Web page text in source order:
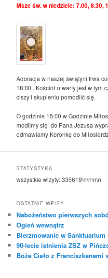
Msze św. w niedziele: 7.00, 8.30,
Adoracja w naszej świątyni trwa
18:00 . Kościół otwarty jest w tym
ciszy i skupieniu pomodlić się.
O godzinie 15:00 w Godzinie
modlimy się do Pana Jezusa
odmawiamy Koronkę do
STATYSTYKA
wszystkie wizyty:335619\n\n\n\n
OSTATNIE WPISY
Nabożeństwo pierwszych
Ogień wewnątrz
Bierzmowanie w
90-lecie istnienia ZSZ w
Boże Ciało z Franciszkanami